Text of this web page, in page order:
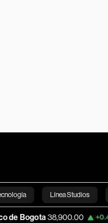
Línea Studios
English
38,900.00 +0.46% Apple